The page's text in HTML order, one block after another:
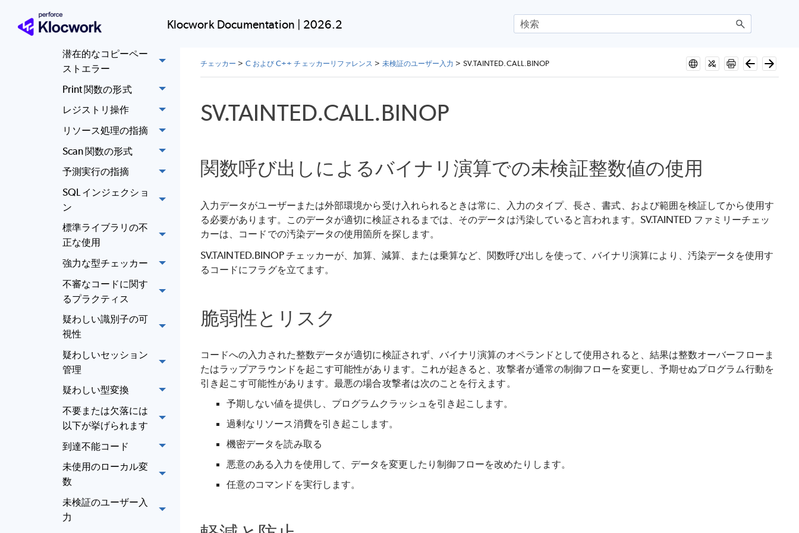
メイン コンテンツにスキップ
Klocwork Documentation | 2026.2
DLL ハイジャックの
可能性
潜在的なコピーペー
ストエラー
Print 関数の形式
レジストリ操作
リソース処理の指摘
Scan 関数の形式
予測実行の指摘
SQL インジェクショ
ン
標準ライブラリの不
正な使用
強力な型チェッカー
不審なコードに関す
るプラクティス
疑わしい識別子の可
視性
疑わしいセッション
管理
疑わしい型変換
不要または欠落には
以下が挙げられます
到達不能コード
未使用のローカル変
数
未検証のユーザー入
力
チェッカー > C および C++ チェッカーリファレンス > 未検証のユーザー入力 > SV.TAINTED.CALL.BINOP
SV.TAINTED.CALL.BINOP
関数呼び出しによるバイナリ演算での未検証整数値の使用
入力データがユーザーまたは外部環境から受け入れられるときは常に、入力のタイプ、長さ、書式、および範囲を検証してから使用す
る必要があります。このデータが適切に検証されるまでは、そのデータは汚染していると言われます。SV.TAINTED ファミリーチェッ
カーは、コードでの汚染データの使用箇所を探します。
SV.TAINTED.BINOP チェッカーが、加算、減算、または乗算など、関数呼び出しを使って、バイナリ演算により、汚染データを使用す
るコードにフラグを立てます。
脆弱性とリスク
コードへの入力された整数データが適切に検証されず、バイナリ演算のオペランドとして使用されると、結果は整数オーバーフローま
たはラップアラウンドを起こす可能性があります。これが起きると、攻撃者が通常の制御フローを変更し、予期せぬプログラム行動を
引き起こす可能性があります。最悪の場合攻撃者は次のことを行えます。
予期しない値を提供し、プログラムクラッシュを引き起こします。
過剰なリソース消費を引き起こします。
機密データを読み取る
悪意のある入力を使用して、データを変更したり制御フローを改めたりします。
任意のコマンドを実行します。